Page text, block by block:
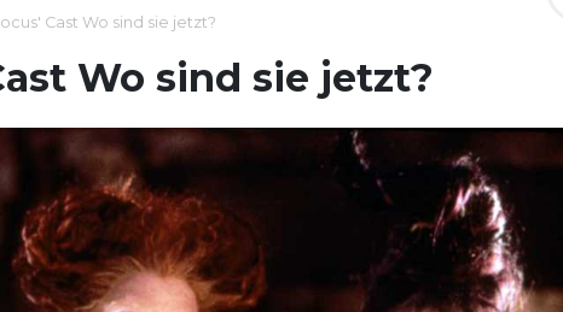
Cast Wo sind sie jetzt?
Wo sind sie jetzt?